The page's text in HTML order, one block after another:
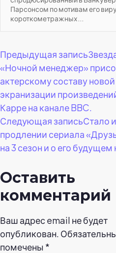
Парсонсом по мотивам его
короткометражных...
Навигация
по
записям
Предыдущая запись
«Ночной менеджер»
актерскому составу новой
экранизации
Карре на канале BBC.
Следующая записьСтало
продлении сериала
на 3 сезон и о его будущем
Оставить
комментарий
Ваш адрес email не будет
опубликован.
помечены *